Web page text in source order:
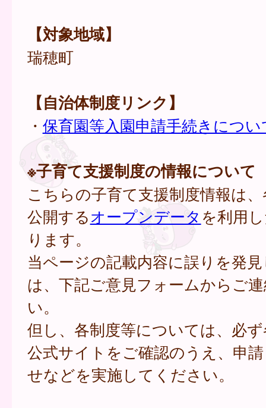
【対象地域】
瑞穂町
【自治体制度リンク】
・ 保育園等入園申請手続きについ
※子育て支援制度の情報について
こちらの子育て支援制度情報は
公開するオープンデータ を利用
ります。
当ページの記載内容に誤りを発
は、下記ご意見フォームからご
い。
但し、各制度等については、必
公式サイトをご確認のうえ、申
せなどを実施してください。